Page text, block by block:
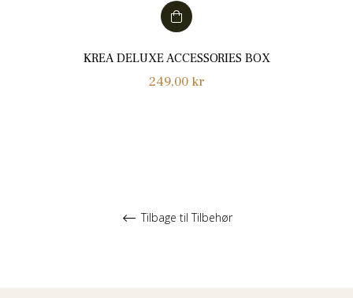
KREA DELUXE ACCESSORIES BOX
Normalpris
249,00 kr
Tilbage til Tilbehør